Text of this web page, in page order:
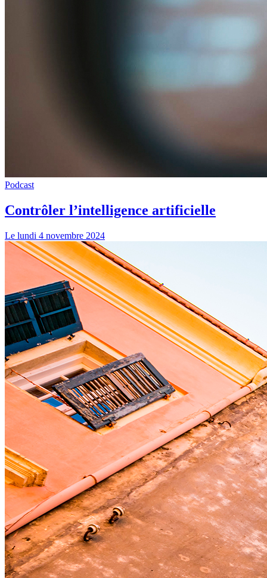
Podcast
Contrôler l’intelligence artificielle
Le lundi 4 novembre 2024